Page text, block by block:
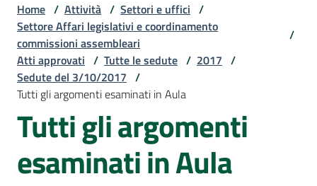
Assemblea
Attività
Argomenti
Home / Attività / Settori e uffici /
Settore Affari legislativi e coordinamento
commissioni assembleari
/
Atti approvati / Tutte le sedute / 2017 /
Sedute del 3/10/2017 /
Tutti gli argomenti esaminati in Aula
Tutti gli argomenti
esaminati in Aula